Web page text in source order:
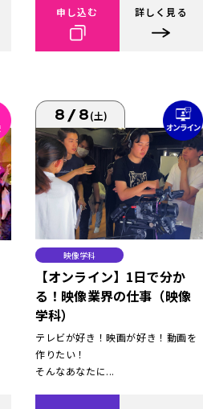
申し込む 詳しく見る
8/8(土)
映像学科
【オンライン】1日で分か
る！映像業界の仕事（映像
学科）
テレビが好き！映画が好き！動画を
作りたい！
そんなあなたに...